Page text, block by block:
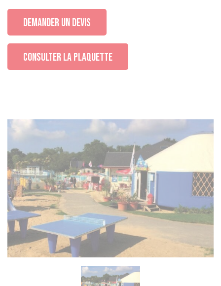
DEMANDER UN DEVIS
CONSULTER LA PLAQUETTE